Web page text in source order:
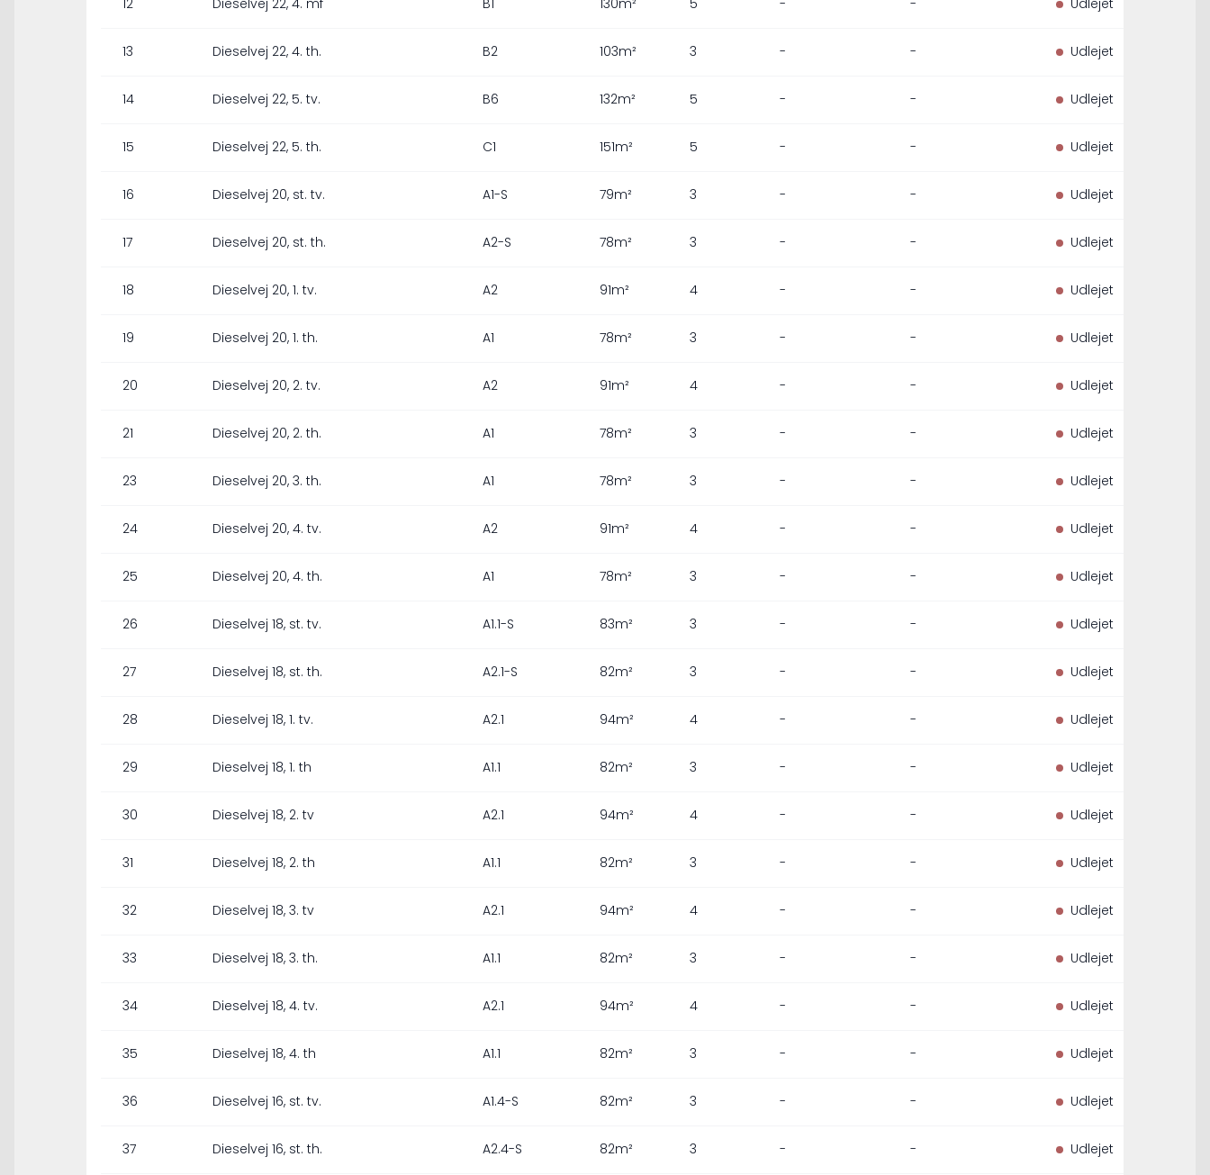
12 Dieselvej 22, 4. mf B1 130m² 5 - - Udlejet
13 Dieselvej 22, 4. th. B2 103m² 3 - - Udlejet
14 Dieselvej 22, 5. tv. B6 132m² 5 - - Udlejet
15 Dieselvej 22, 5. th. C1 151m² 5 - - Udlejet
16 Dieselvej 20, st. tv. A1-S 79m² 3 - - Udlejet
17 Dieselvej 20, st. th. A2-S 78m² 3 - - Udlejet
18 Dieselvej 20, 1. tv. A2 91m² 4 - - Udlejet
19 Dieselvej 20, 1. th. A1 78m² 3 - - Udlejet
20 Dieselvej 20, 2. tv. A2 91m² 4 - - Udlejet
21 Dieselvej 20, 2. th. A1 78m² 3 - - Udlejet
23 Dieselvej 20, 3. th. A1 78m² 3 - - Udlejet
24 Dieselvej 20, 4. tv. A2 91m² 4 - - Udlejet
25 Dieselvej 20, 4. th. A1 78m² 3 - - Udlejet
26 Dieselvej 18, st. tv. A1.1-S 83m² 3 - - Udlejet
27 Dieselvej 18, st. th. A2.1-S 82m² 3 - - Udlejet
28 Dieselvej 18, 1. tv. A2.1 94m² 4 - - Udlejet
29 Dieselvej 18, 1. th A1.1 82m² 3 - - Udlejet
30 Dieselvej 18, 2. tv A2.1 94m² 4 - - Udlejet
31 Dieselvej 18, 2. th A1.1 82m² 3 - - Udlejet
32 Dieselvej 18, 3. tv A2.1 94m² 4 - - Udlejet
33 Dieselvej 18, 3. th. A1.1 82m² 3 - - Udlejet
34 Dieselvej 18, 4. tv. A2.1 94m² 4 - - Udlejet
35 Dieselvej 18, 4. th A1.1 82m² 3 - - Udlejet
36 Dieselvej 16, st. tv. A1.4-S 82m² 3 - - Udlejet
37 Dieselvej 16, st. th. A2.4-S 82m² 3 - - Udlejet